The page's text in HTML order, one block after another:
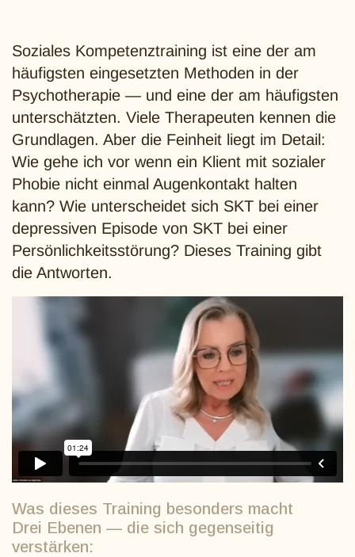
Soziales Kompetenztraining ist eine der am
häufigsten eingesetzten Methoden in der
Psychotherapie — und eine der am häufigsten
unterschätzten. Viele Therapeuten kennen die
Grundlagen. Aber die Feinheit liegt im Detail:
Wie gehe ich vor wenn ein Klient mit sozialer
Phobie nicht einmal Augenkontakt halten
kann? Wie unterscheidet sich SKT bei einer
depressiven Episode von SKT bei einer
Persönlichkeitsstörung? Dieses Training gibt
die Antworten.
Was dieses Training besonders macht
Drei Ebenen — die sich gegenseitig
verstärken: